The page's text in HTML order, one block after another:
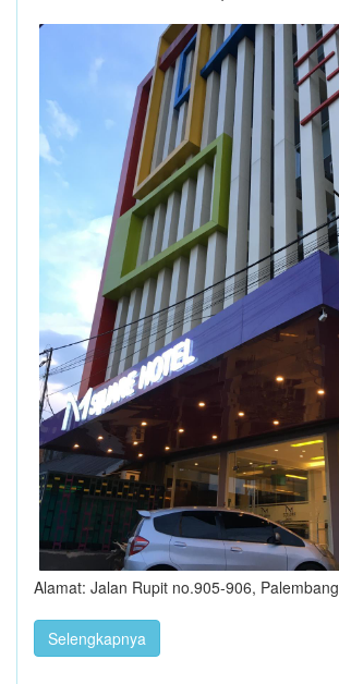
Alamat: Jalan Rupit no.905-906, Palembang
Selengkapnya